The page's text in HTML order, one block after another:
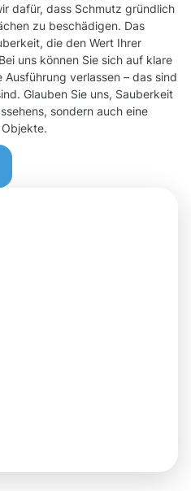
dafür, dass Schmutz gründlich
zu beschädigen. Das
die den Wert Ihrer
uns können Sie sich auf klare
verlassen – das sind
Glauben Sie uns, Sauberkeit
sondern auch eine